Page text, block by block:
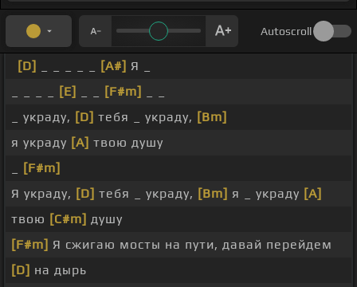
Autoscroll
[D] [A#] Я _
[E] [F#m]
_ украду, [D] тебя _ украду, [Bm]
я украду [A] твою душу
[F#m]
Я украду, [D] тебя _ украду, [Bm] я _ украду [A]
твою [C#m] душу
[F#m] Я сжигаю мосты на пути, давай перейдем
[D] на дырь